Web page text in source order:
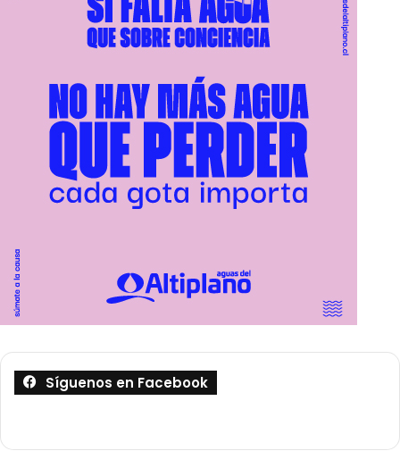
Síguenos en Facebook